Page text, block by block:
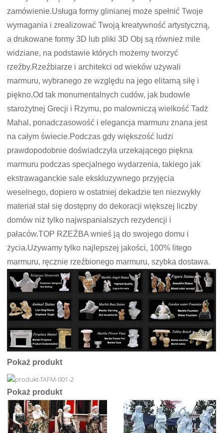
zamówienie.Usługa formy glinianej może spełnić Twoje
wymagania i zrealizować Twoją kreatywność artystyczną,
a drukowane formy 3D lub pliki 3D Obj są również mile
widziane, na podstawie których możemy tworzyć
rzeźby.Rzeźbiarze i architekci od wieków używali
marmuru, wybranego ze względu na jego elitarną siłę i
piękno.Od tak monumentalnych cudów, jak budowle
starożytnej Grecji i Rzymu, po malowniczą wielkość Tadż
Mahal, ponadczasowość i elegancja marmuru znana jest
na całym świecie.Podczas gdy większość ludzi
prawdopodobnie doświadczyła urzekającego piękna
marmuru podczas specjalnego wydarzenia, takiego jak
ekstrawaganckie sale ekskluzywnego przyjęcia
weselnego, dopiero w ostatniej dekadzie ten niezwykły
materiał stał się dostępny do dekoracji większej liczby
domów niż tylko najwspanialszych rezydencji i
pałaców.TOP RZEŹBA wnieś ją do swojego domu i
życia.Używamy tylko najlepszej jakości, 100% litego
marmuru, ręcznie rzeźbionego marmuru, szybka dostawa.
Pokaż produkt
Pokaż produkt